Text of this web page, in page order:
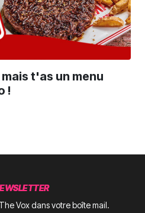
t'as un menu
!
Vox dans votre boîte mail.